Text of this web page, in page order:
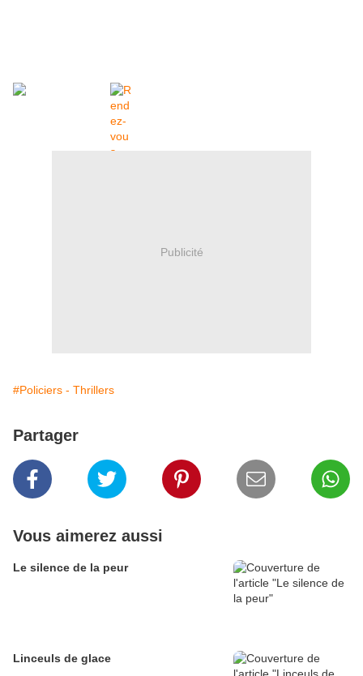
Publicité
#Policiers - Thrillers
Partager
Vous aimerez aussi
Le silence de la peur
Linceuls de glace